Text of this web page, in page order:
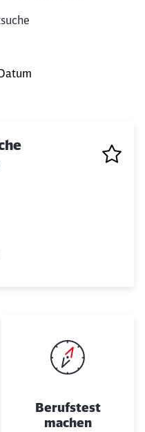
Seite 10
Berufstest
machen